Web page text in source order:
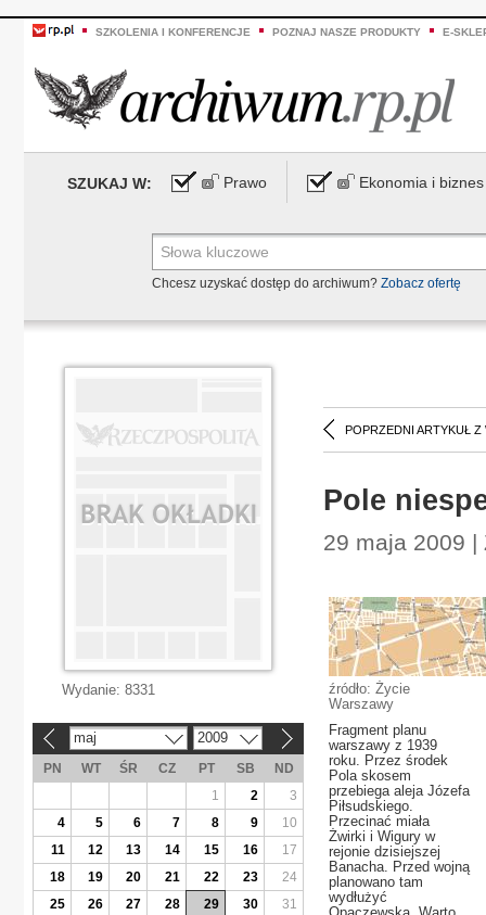
SZKOLENIA I KONFERENCJE POZNAJ NASZE PRODUKTY E-
SZUKAJ W: Prawo Ekonomia i biznes
Chcesz uzyskać dostęp do archiwum? Zobacz ofertę
POPRZEDNI ARTYKUŁ Z
Pole
29 maja 2009 |
źródło: Życie
Warszawy
Fragment planu
warszawy z 1939
roku. Przez środek
Pola skosem
przebiega aleja Józefa
Piłsudskiego.
Przecinać miała
Żwirki i Wigury w
rejonie dzisiejszej
Banacha. Przed wojną
planowano tam
wydłużyć
Wydanie: 8331
maj 2009
PN WT ŚR CZ PT SB
ND
1
2
3
4
5 6 7 8 9
10
11
12 13 14 15 16
17
18
19 20 21 22 23
24
25
26 27 28 29 30 31